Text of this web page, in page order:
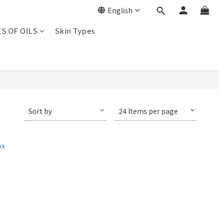
English
OF OILS
Skin Types
Sort by 24 Items per page